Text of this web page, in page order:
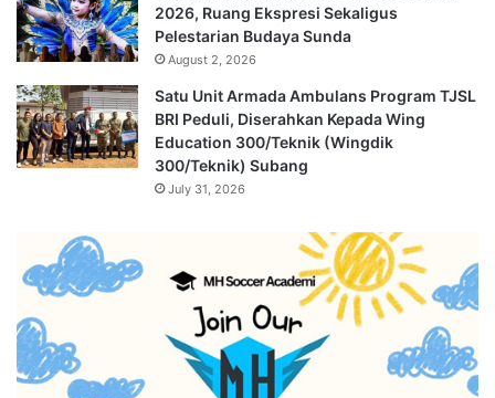
2026, Ruang Ekspresi Sekaligus
Pelestarian Budaya Sunda
August 2, 2026
Satu Unit Armada Ambulans Program TJSL
BRI Peduli, Diserahkan Kepada Wing
Education 300/Teknik (Wingdik
300/Teknik) Subang
July 31, 2026